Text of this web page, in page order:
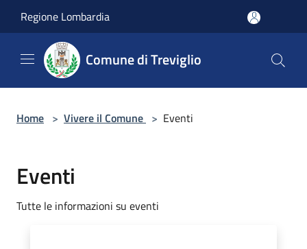
Regione Lombardia
Comune di Treviglio
Home > Vivere il Comune > Eventi
Eventi
Tutte le informazioni su eventi